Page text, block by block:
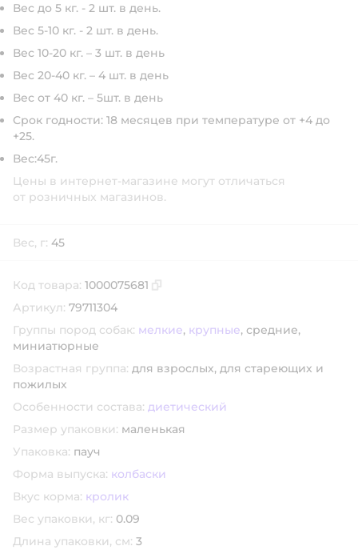
Вес до 5 кг. - 2 шт. в день.
Вес 5-10 кг. - 2 шт. в день.
Вес 10-20 кг. – 3 шт. в день
Вес 20-40 кг. – 4 шт. в день
Вес от 40 кг. – 5шт. в день
Срок годности: 18 месяцев при температуре от +4 до
+25.
Вес:45г.
Цены в интернет-магазине могут отличаться
от розничных магазинов.
Вес, г: 45
Код товара: 1000075681
Артикул: 79711304
Группы пород собак: мелкие, крупные, средние,
миниатюрные
Возрастная группа: для взрослых, для стареющих и
пожилых
Особенности состава: диетический
Размер упаковки: маленькая
Упаковка: пауч
Форма выпуска: колбаски
Вкус корма: кролик
Вес упаковки, кг: 0.09
Длина упаковки, см: 3